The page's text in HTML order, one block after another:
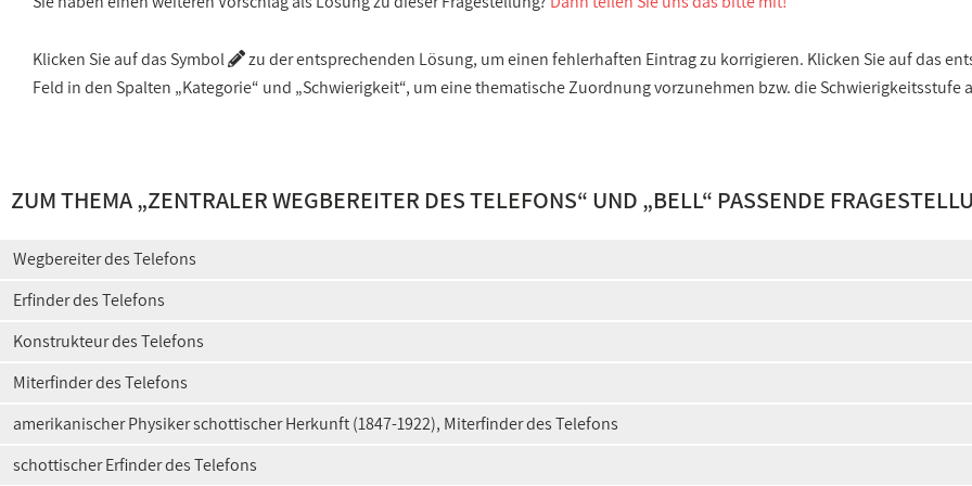
Klicken Sie auf das Symbol
zu der entsprechenden Lösung, um einen fehlerhaften Eintrag zu korrigieren. Klicken Sie auf das
Feld in den Spalten „Kategorie“ und „Schwierigkeit“, um eine thematische Zuordnung vorzunehmen bzw. die Schwierigkeitsstufe
ZUM THEMA „ZENTRALER WEGBEREITER DES TELEFONS“ UND „BELL“ PASSENDE
Wegbereiter des Telefons
Erfinder des Telefons
Konstrukteur des Telefons
Miterfinder des Telefons
amerikanischer Physiker schottischer Herkunft (1847-1922), Miterfinder des Telefons
schottischer Erfinder des Telefons